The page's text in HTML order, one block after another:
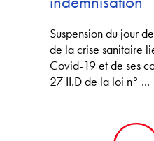
Suspension du jour
de la crise sanitaire
Covid-19 et de ses
27 II.D de la loi n° ...